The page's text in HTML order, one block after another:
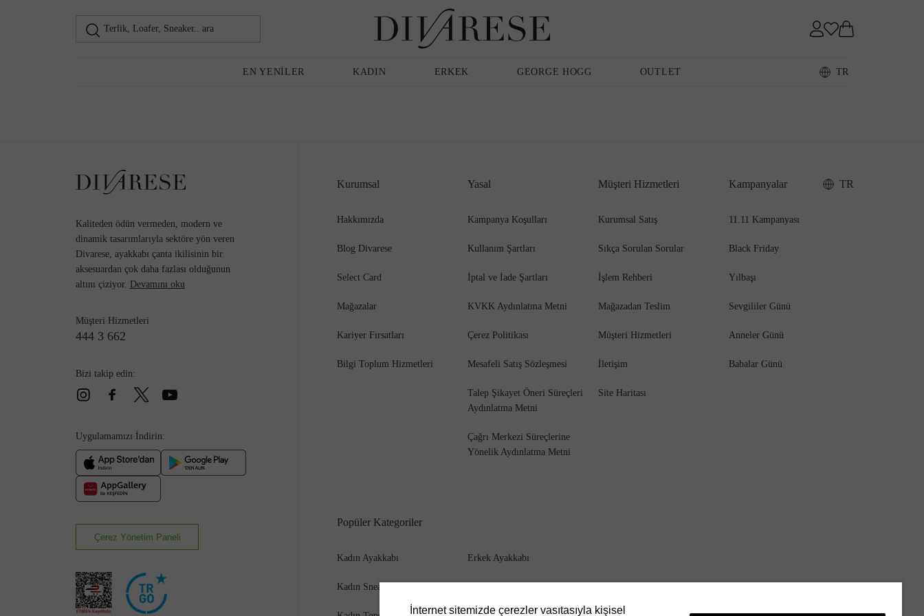
Terlik, Loafer, Sneaker.. ara
EN YENILER KADIN
Babet Espadril
ERKEK
Sneaker Terlik Espadril
GEORGE HOGG OUTLET TR
Kaliteden ödün vermeden, modern ve
dinamik tasarımlarıyla sektöre yön veren
Divarese, ayakkabı çanta ikilisinin bir
aksesuardan çok daha fazlası olduğunun
altını çiziyor. Devamını oku
Müşteri Hizmetleri
444 3 662
Bizi takip edin:
Uygulamamızı İndirin:
Çerez Yönetim Paneli
Kurumsal
Hakkımızda
Blog Divarese
Select Card
Mağazalar
Kariyer Fırsatları
Bilgi Toplum Hizmetleri
Yasal
Kampanya Koşulları
Kullanım Şartları
İptal ve İade Şartları
KVKK Aydınlatma Metni
Çerez Politikası
Mesafeli Satış Sözleşmesi
Talep Şikayet Öneri Süreçleri
Aydınlatma Metni
Çağrı Merkezi Süreçlerine
Yönelik Aydınlatma Metni
Müşteri Hizmetleri
Kurumsal Satış
Sıkça Sorulan Sorular
İşlem Rehberi
Mağazadan Teslim
Müşteri Hizmetleri
İletişim
Site Haritası
Kampanyalar
11.11 Kampanyası
Black Friday
Yılbaşı
Sevgililer Günü
Anneler Günü
Babalar Günü
Popüler Kategoriler
Kadın Ayakkabı
Kadın Sneaker
Erkek Ayakkabı
TR
İnternet sitemizde çerezler vasıtasıyla kişisel